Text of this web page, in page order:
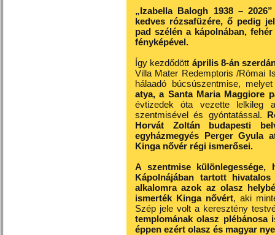
„Izabella Balogh 1938 –
kedves rózsafüzére, ő pedig
pad szélén a kápolnában,
fényképével.
Így kezdődött április 8-án
Villa Mater Redemptoris /Római
hálaadó búcsúszentmise,
atya, a Santa Maria Maggiore
évtizedek óta vezette lelkileg
szentmisével és gyóntatással.
Horvát Zoltán budapesti
egyházmegyés Perger Gyula
Kinga nővér régi ismerősei.
A szentmise
Kápolnájában tartott
alkalomra azok az olasz
ismerték Kinga nővért, aki
Szép jele volt a keresztény
templomának olasz plébánosa
éppen ezért olasz és magyar